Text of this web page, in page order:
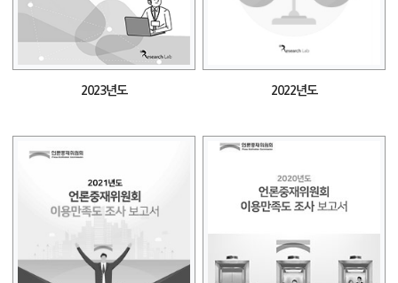
2023년도 2022년도